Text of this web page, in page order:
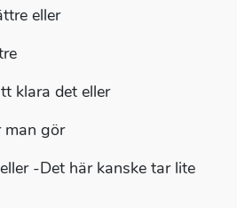
eller
klara det eller
man gör
-Det här kanske tar lite